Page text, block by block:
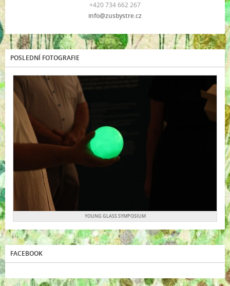
+420 734 662 267
info@zusbystre.cz
POSLEDNÍ FOTOGRAFIE
YOUNG GLASS SYMPOSIUM
FACEBOOK